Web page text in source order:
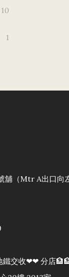
10
1
舖（Mtr A出口向
交收❤❤ 分店